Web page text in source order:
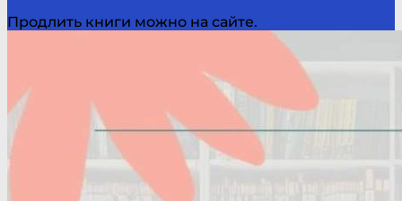
Продлить книги можно на сайте.